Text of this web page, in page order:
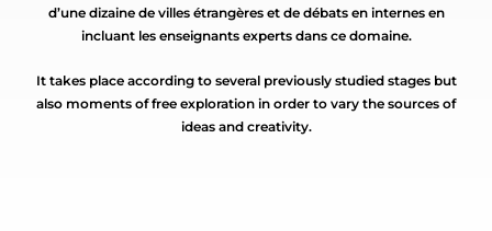
d’une dizaine de villes étrangères et de débats en internes en
incluant les enseignants experts dans ce domaine.
It takes place according to several previously studied stages but
also moments of free exploration in order to vary the sources of
ideas and creativity.